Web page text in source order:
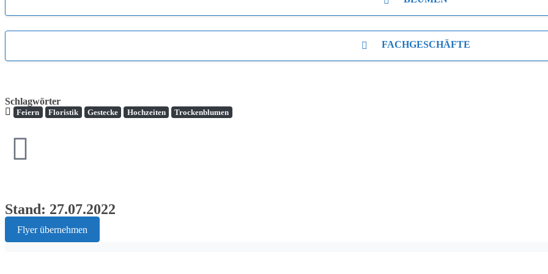
FACHGESCHÄFTE
Schlagwörter
Feiern Floristik Gestecke Hochzeiten Trockenblumen
Stand: 27.07.2022
Flyer übernehmen